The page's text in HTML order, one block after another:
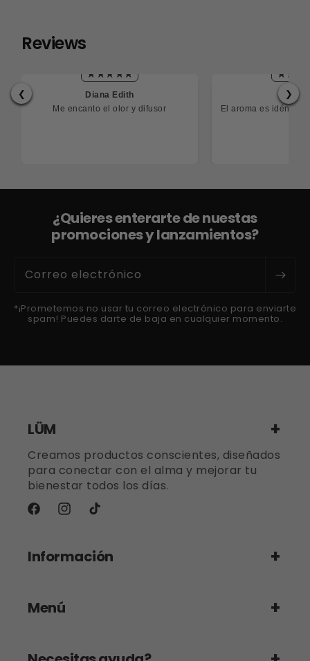
Reviews
❮ ❯
Diana Edith
Me encanto el olor y difusor
El aroma es
¿Quieres enterarte de nuestas
promociones y lanzamientos?
Correo electrónico
*¡Prometemos no usar tu correo electrónico para enviarte
spam! Puedes darte de baja en cualquier momento.
LÜM
Creamos productos conscientes, diseñados
para conectar con el alma y mejorar tu
bienestar todos los días.
FacebookInstagramTikTok
Información
Menú